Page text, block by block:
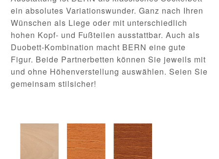
ein absolutes Variationswunder. Ganz nach Ihren
Wünschen als Liege oder mit unterschiedlich
hohen Kopf- und Fußteilen ausstattbar. Auch als
Duobett-Kombination macht BERN eine gute
Figur. Beide Partnerbetten können Sie jeweils mit
und ohne Höhenverstellung auswählen. Seien Sie
gemeinsam stilsicher!